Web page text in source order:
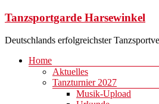
Zum
springen
Tanzsportgarde Harsewinkel
Deutschlands erfolgreichster
Menü
Home
Aktuelles
Tanzturnier 2027
Musik-Upload